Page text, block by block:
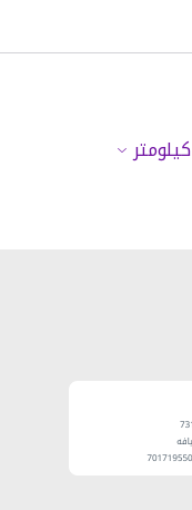
كيلومتر